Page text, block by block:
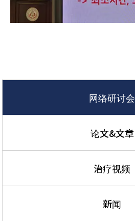
网络研讨会
论文&文章
治疗视频
新闻